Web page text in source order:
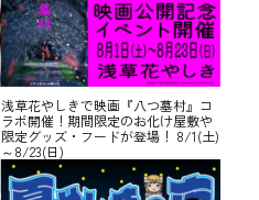
浅草花やしきで映画『八つ墓村』コ
ラボ開催！期間限定のお化け屋敷や
限定グッズ・フードが登場！ 8/1(土)
～8/23(日)